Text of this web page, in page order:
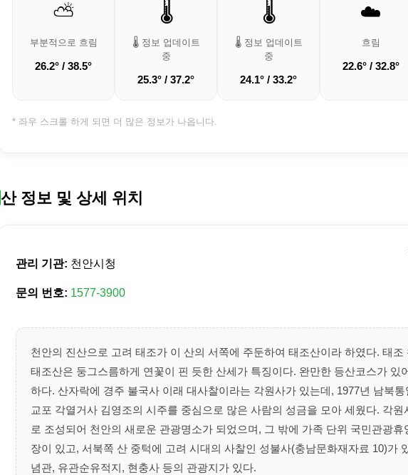
⛅
부분적으로 흐림
26.2° / 38.5°
🌡️
🌡️ 정보 업데이트
중
25.3° / 37.2°
🌡️
🌡️ 정보 업데이트
중
24.1° / 33.2°
☁️
흐림
22.6° / 32.8°
* 좌우 스크롤 하게 되면 더 많은 정보가 나옵니다.
산 정보 및 상세 위치
관리 기관: 천안시청
문의 번호: 1577-3900
천안의 진산으로 고려 태조가 이 산의 서쪽에 주둔하여 태조산이라 하였다. 태조
태조산은 둥그스름하게 연꽃이 핀 듯한 산세가 특징이다. 완만한 등산코스가 있
하다. 산자락에 경주 불국사 이래 대사찰이라는 각원사가 있는데, 1977년 남북
교포 각열거사 김영조의 시주를 중심으로 많은 사람의 성금을 모아 세웠다. 각원
로 조성되어 천안의 새로운 관광명소가 되었으며, 그 밖에 가족 단위 국민관광휴
장이 있고, 서북쪽 산 중턱에 고려 시대의 사찰인 성불사(충남문화재자료 10)가
념관, 유관순유적지, 현충사 등의 관광지가 있다.